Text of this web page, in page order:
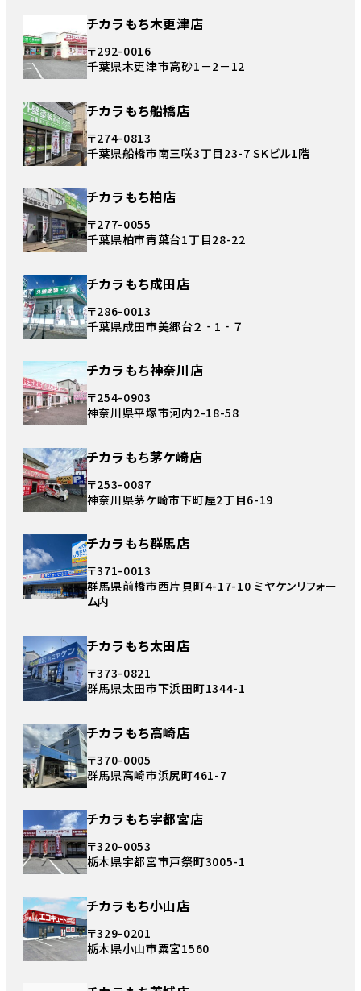
チカラもち木更津店
〒292-0016
千葉県木更津市高砂1－2－12
チカラもち船橋店
〒274-0813
千葉県船橋市南三咲3丁目23-7 SKビル1階
チカラもち柏店
〒277-0055
千葉県柏市青葉台1丁目28-22
チカラもち成田店
〒286-0013
千葉県成田市美郷台２‐1‐７
チカラもち神奈川店
〒254-0903
神奈川県平塚市河内2-18-58
チカラもち茅ケ崎店
〒253-0087
神奈川県茅ケ崎市下町屋2丁目6-19
チカラもち群馬店
〒371-0013
群馬県前橋市西片貝町4-17-10 ミヤケンリフォー
ム内
チカラもち太田店
〒373-0821
群馬県太田市下浜田町1344-1
チカラもち高崎店
〒370-0005
群馬県高崎市浜尻町461-7
チカラもち宇都宮店
〒320-0053
栃木県宇都宮市戸祭町3005-1
チカラもち小山店
〒329-0201
栃木県小山市粟宮1560